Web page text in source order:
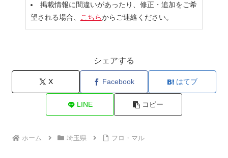
掲載情報に間違いがあったり、修正・追加をご希
望される場合、 こちらからご連絡ください。
シェアする
X Facebook はてブ
LINE コピー
ホーム 埼玉県 フロ・マル